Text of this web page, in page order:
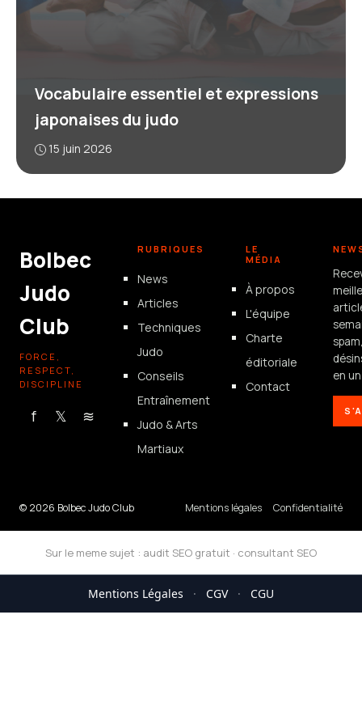
Vocabulaire essentiel et expressions
japonaises du judo
15 juin 2026
Bolbec
Judo
Club
FORCE,
RESPECT,
DISCIPLINE
f 𝕏 ≋
RUBRIQUES
News
Articles
Techniques
Judo
Conseils
Entraînement
Judo & Arts
Martiaux
LE
MÉDIA
À propos
L'équipe
Charte
éditoriale
Contact
en
© 2026 Bolbec Judo Club Mentions légales Confidentialité
Sur le meme sujet : audit SEO gratuit · consultant SEO
Mentions Légales · CGV · CGU